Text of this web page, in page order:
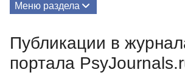
Меню раздела
Публикации в
портала